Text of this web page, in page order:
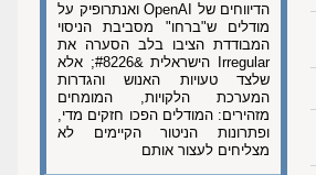
הדיווחים של OpenAI ואנתרופיק על
מודלים ש"ברחו" מסביבת הניסוי
המבודדת הציבו בלב הסערה את
Irregular הישראלית &#8226; אלא
שלצד טעויות האנוש והגדרות
המערכת הלקויות, המומחים
מזהירים: המודלים הפכו חזקים מדי,
ופתרונות הניטור הקיימים לא
מצליחים לעצור אותם